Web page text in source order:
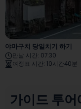
야마구치 당일치기 하기
만날 시간: 07:30
여정표 시간: 10시간40분
가이드 투어